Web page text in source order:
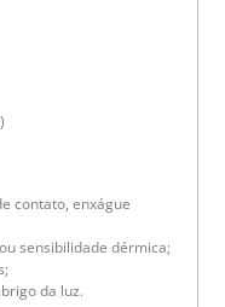
contato, enxágue
sensibilidade dérmica;
da luz.